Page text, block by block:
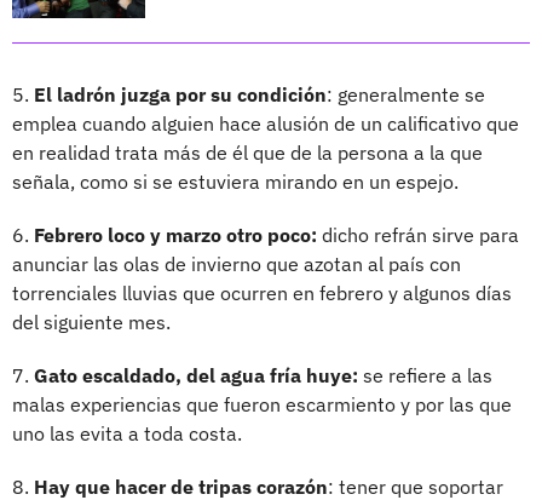
5. El ladrón juzga por su condición: generalmente se
emplea cuando alguien hace alusión de un calificativo que
en realidad trata más de él que de la persona a la que
señala, como si se estuviera mirando en un espejo.
6. Febrero loco y marzo otro poco: dicho refrán sirve para
anunciar las olas de invierno que azotan al país con
torrenciales lluvias que ocurren en febrero y algunos días
del siguiente mes.
7. Gato escaldado, del agua fría huye: se refiere a las
malas experiencias que fueron escarmiento y por las que
uno las evita a toda costa.
8. Hay que hacer de tripas corazón: tener que soportar